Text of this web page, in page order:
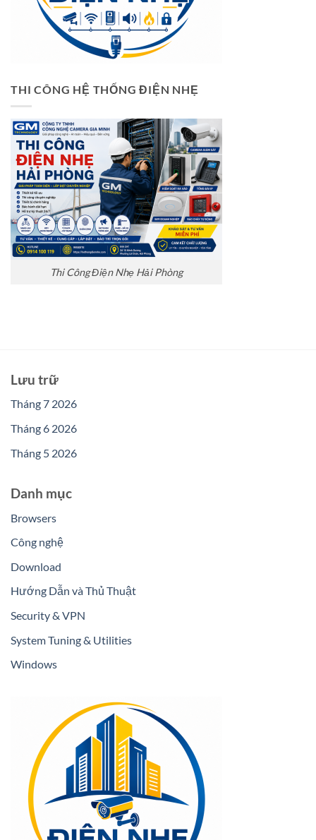
THI CÔNG HỆ THỐNG ĐIỆN NHẸ
Thi Công Điện Nhẹ Hải Phòng
Lưu trữ
Tháng 7 2026
Tháng 6 2026
Tháng 5 2026
Danh mục
Browsers
Công nghệ
Download
Hướng Dẫn và Thủ Thuật
Security & VPN
System Tuning & Utilities
Windows